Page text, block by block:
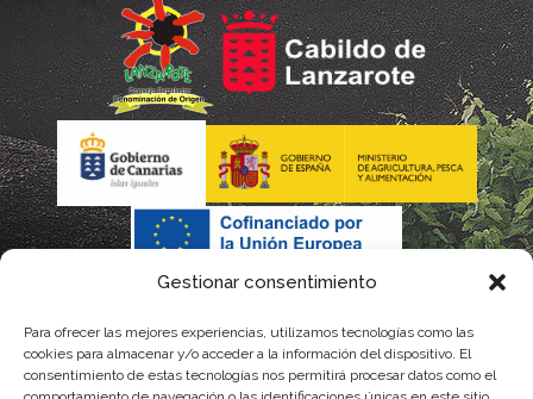
Gestionar consentimiento
Para ofrecer las mejores experiencias, utilizamos tecnologías como las
cookies para almacenar y/o acceder a la información del dispositivo. El
consentimiento de estas tecnologías nos permitirá procesar datos como el